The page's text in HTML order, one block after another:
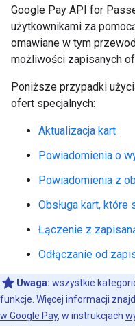
Google Pay API for
użytkownikami za
omawiane w tym
możliwości zapisanych
Poniższe przypadki
ofert specjalnych:
Aktualizacja kart
Powiadomienia o
Powiadomienia z
Obsługa kart, które
Łączenie z
Odłączanie od
Uwaga: wszystkie
funkcje. Więcej informacji
w Google Pay, w instrukcjach